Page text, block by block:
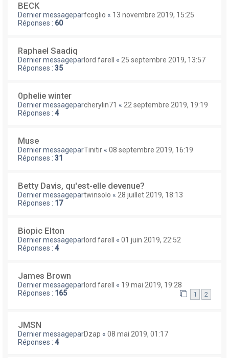
BECK
Dernier messageparfcoglio « 13 novembre 2019, 15:25
Réponses : 60
Raphael Saadiq
Dernier messageparlord farell « 25 septembre 2019, 13:57
Réponses : 35
0phelie winter
Dernier messageparcherylin71 « 22 septembre 2019, 19:19
Réponses : 4
Muse
Dernier messageparTinitir « 08 septembre 2019, 16:19
Réponses : 31
Betty Davis, qu'est-elle devenue?
Dernier messagepartwinsolo « 28 juillet 2019, 18:13
Réponses : 17
Biopic Elton
Dernier messageparlord farell « 01 juin 2019, 22:52
Réponses : 4
James Brown
Dernier messageparlord farell « 19 mai 2019, 19:28
Réponses : 165 1 2
JMSN
Dernier messageparDzap « 08 mai 2019, 01:17
Réponses : 4